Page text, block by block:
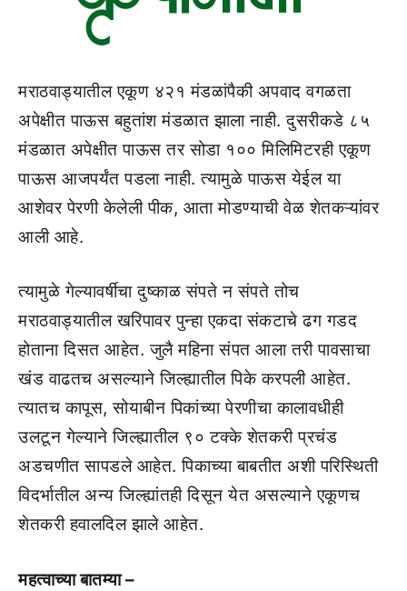
मराठवाड्यातील एकूण ४२१ मंडळांपैकी अपवाद वगळता
अपेक्षीत पाऊस बहुतांश मंडळात झाला नाही. दुसरीकडे ८५
मंडळात अपेक्षीत पाऊस तर सोडा १०० मिलिमिटरही एकूण
पाऊस आजपर्यंत पडला नाही. त्यामुळे पाऊस येईल या
आशेवर पेरणी केलेली पीक, आता मोडण्याची वेळ शेतकऱ्यांवर
आली आहे.
त्यामुळे गेल्यावर्षीचा दुष्काळ संपते न संपते तोच
मराठवाड्यातील खरिपावर पुन्हा एकदा संकटाचे ढग गडद
होताना दिसत आहेत. जुलै महिना संपत आला तरी पावसाचा
खंड वाढतच असल्याने जिल्ह्यातील पिके करपली आहेत.
त्यातच कापूस, सोयाबीन पिकांच्या पेरणीचा कालावधीही
उलटून गेल्याने जिल्ह्यातील ९० टक्के शेतकरी प्रचंड
अडचणीत सापडले आहेत. पिकाच्या बाबतीत अशी परिस्थिती
विदर्भातील अन्य जिल्ह्यांतही दिसून येत असल्याने एकूणच
शेतकरी हवालदिल झाले आहेत.
महत्वाच्या बातम्या –